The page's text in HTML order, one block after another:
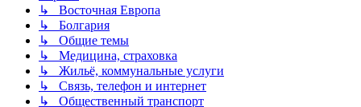
↳ Восточная Европа
↳ Болгария
↳ Общие темы
↳ Медицина, страховка
↳ Жильё, коммунальные услуги
↳ Связь, телефон и интернет
↳ Общественный транспорт